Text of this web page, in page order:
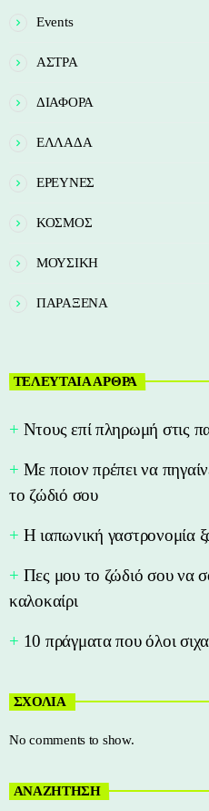
Events
ΑΣΤΡΑ
ΔΙΑΦΟΡΑ
ΕΛΛΑΔΑ
ΕΡΕΥΝΕΣ
ΚΟΣΜΟΣ
ΜΟΥΣΙΚΗ
ΠΑΡΑΞΕΝΑ
ΤΕΛΕΥΤΑΙΑ ΑΡΘΡΑ
Nτους επί πληρωμή στις
Με ποιον πρέπει να
το ζώδιό σου
Η ιαπωνική γαστρονομία
Πες μου το ζώδιό σου να
καλοκαίρι
10 πράγματα που όλοι
ΣΧΟΛΙΑ
No comments to show.
ΑΝΑΖΗΤΗΣΗ